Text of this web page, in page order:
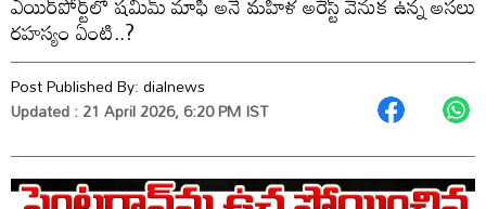
రహస్యం ఏంటి..?
Post Published By:dialnews
Updated : 21 April 2026, 6:20 PM IST